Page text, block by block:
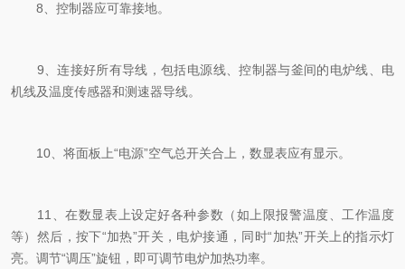
8、控制器应可靠接地。
9、连接好所有导线，包括电源线、控制器与釜间的电炉线、电
机线及温度传感器和测速器导线。
10、将面板上“电源”空气总开关合上，数显表应有显示。
11、在数显表上设定好各种参数（如上限报警温度、工作温度
等）然后，按下“加热”开关，电炉接通，同时“加热”开关上的指示灯
亮。调节“调压”旋钮，即可调节电炉加热功率。